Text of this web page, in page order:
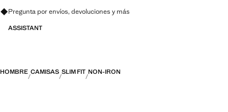
organizadas en tres categorías generales: Termorregulador, Funcional
y Confort
Pregunta por envíos, devoluciones y más
ASSISTANT
HOMBRE CAMISAS SLIM FIT NON-IRON